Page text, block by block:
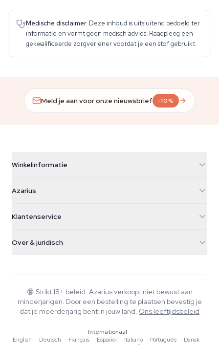
Medische disclaimer. Deze inhoud is uitsluitend bedoeld ter
informatie en vormt geen medisch advies. Raadpleeg een
gekwalificeerde zorgverlener voordat je een stof gebruikt.
Meld je aan voor onze nieuwsbrief -10%
Winkelinformatie
Galvaniweg 11
Nederland
+31(0)204897914
Azarius
Smokeshop
Klantenservice
Retourbeleid
Veelgestelde vragen
Privacybeleid
Over & juridisch
Wiki
Schrijvers
Tools & Calculators
🔞 Strikt 18+ beleid. Azarius verkoopt niet bewust aan
minderjarigen. Door een bestelling te plaatsen bevestig je
dat je meerderjarig bent in jouw land. Ons leeftijdsbeleid
Internationaal
English
·Deutsch ·Français ·Español ·Italiano ·Português ·Dansk
·